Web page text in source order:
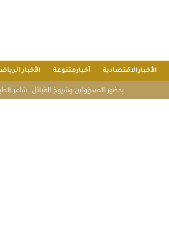
الأخبارالاقتصادية أخبارمتنوعة الأخبار
بحضور المسؤولين وشيوخ القبائل.. شاعر